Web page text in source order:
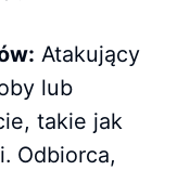
Atakujący
lub
takie jak
Odbiorca,